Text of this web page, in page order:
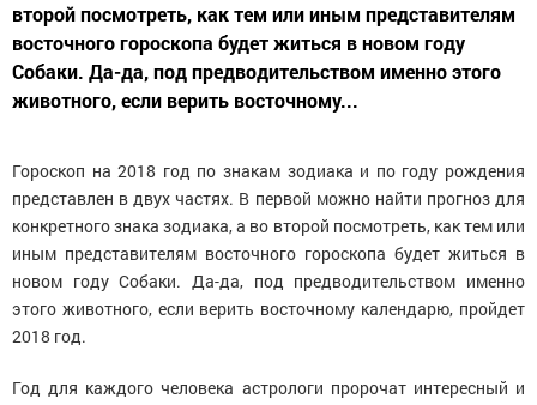
второй посмотреть, как тем или иным представителям
восточного гороскопа будет житься в новом году
Собаки. Да-да, под предводительством именно этого
животного, если верить восточному...
Гороскоп на 2018 год по знакам зодиака и по году рождения
представлен в двух частях. В первой можно найти прогноз для
конкретного знака зодиака, а во второй посмотреть, как тем или
иным представителям восточного гороскопа будет житься в
новом году Собаки. Да-да, под предводительством именно
этого животного, если верить восточному календарю, пройдет
2018 год.
Год для каждого человека астрологи пророчат интересный и